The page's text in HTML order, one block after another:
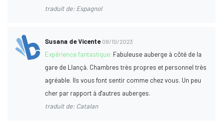
traduit de: Espagnol
Susana de Vicente 08/10/2023
Expérience fantastique: Fabuleuse auberge à côté de la
gare de Llançà. Chambres très propres et personnel très
agréable. Ils vous font sentir comme chez vous. Un peu
cher par rapport à d'autres auberges.
traduit de: Catalan